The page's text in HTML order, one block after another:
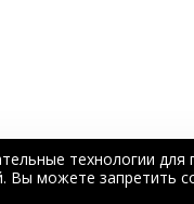
технологии для
Вы можете запретить